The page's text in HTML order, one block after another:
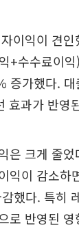
이익이 견
+수수료이
증가했다.
효과가 반영
은 크게 줄
익이 감소하
했다. 특히
로 반영된